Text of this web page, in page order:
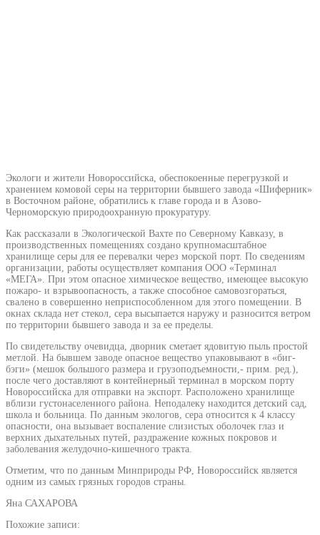
Экологи и жители Новороссийска, обеспокоенные перегрузкой и
хранением комовой серы на территории бывшего завода «Шиферник»
в Восточном районе, обратились к главе города и в Азово-
Черноморскую природоохранную прокуратуру.
Как рассказали в Экологической Вахте по Северному Кавказу, в
производственных помещениях создано крупномасштабное
хранилище серы для ее перевалки через морской порт. По сведениям
организации, работы осуществляет компания ООО «Терминал
«МЕГА». При этом опасное химическое вещество, имеющее высокую
пожаро- и взрывоопасность, а также способное самовозгораться,
свалено в совершенно неприспособленном для этого помещении. В
окнах склада нет стекол, сера высыпается наружу и разносится ветром
по территории бывшего завода и за ее пределы.
По свидетельству очевидца, дворник сметает ядовитую пыль простой
метлой. На бывшем заводе опасное вещество упаковывают в «биг-
бэги» (мешок большого размера и грузоподъемности,- прим. ред.),
после чего доставляют в контейнерный терминал в морском порту
Новороссийска для отправки на экспорт. Расположено хранилище
вблизи густонаселенного района. Неподалеку находится детский сад,
школа и больница. По данным экологов, сера относится к 4 классу
опасности, она вызывает воспаление слизистых оболочек глаз и
верхних дыхательных путей, раздражение кожных покровов и
заболевания желудочно-кишечного тракта.
Отметим, что по данным Минприроды РФ, Новороссийск является
одним из самых грязных городов страны.
Яна САХАРОВА
Похожие записи: